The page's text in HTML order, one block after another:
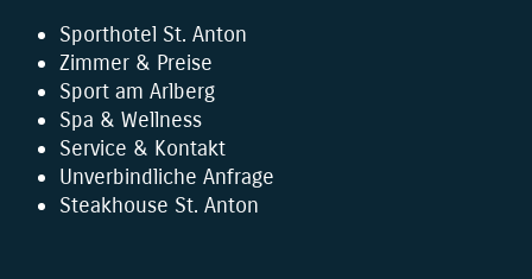
Sporthotel St. Anton
Zimmer & Preise
Sport am Arlberg
Spa & Wellness
Service & Kontakt
Unverbindliche Anfrage
Steakhouse St. Anton